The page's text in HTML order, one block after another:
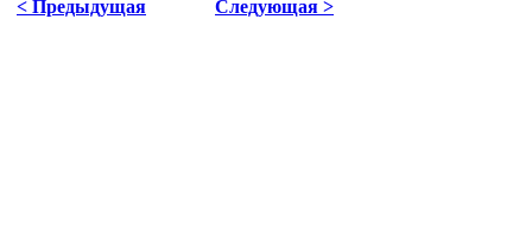
< Предыдущая
Следующая >